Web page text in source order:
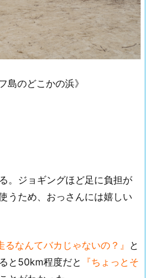
島のどこかの浜》
。ジョギングほど足に負担が
うため、おっさんには嬉しい
るなんてバカじゃないの？』 と
と50km程度だと 『ちょっとそ